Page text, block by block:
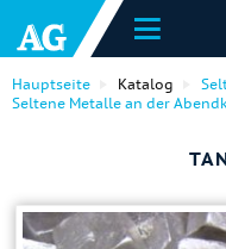
Hauptseite Katalog
Seltene Metalle an der